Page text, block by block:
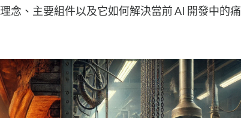
念、主要組件以及它如何解決當前 AI 開發中的痛